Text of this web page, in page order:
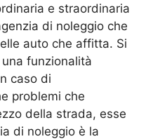
e straordinaria
di noleggio che
auto che affitta. Si
funzionalità
caso di
problemi che
della strada, esse
di noleggio è la